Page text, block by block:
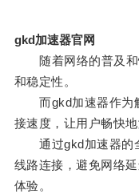
gkd加速器官网
随着网络的普及和
和稳定性。
而gkd加速器作为
接速度，让用户畅快
通过gkd加速器的全
线路连接，避免网络
体验。